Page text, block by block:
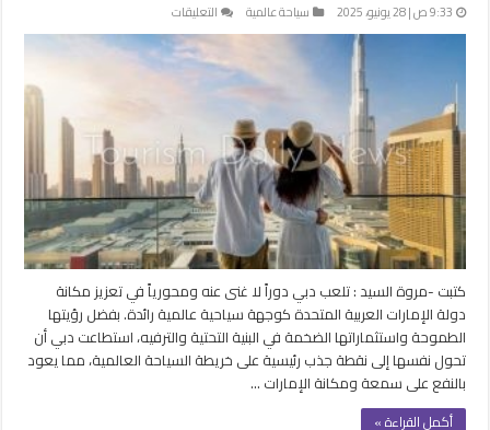
9:33 ص | 28 يونيو، 2025 سياحة عالمية التعليقات
دبي
تلعب
دوراً
مكانة
الإمارات
كوجهة
سياحية
عالمية
مغلقة
كتبت -مروة السيد : تلعب دبي دوراً لا غنى عنه ومحورياً في تعزيز مكانة
دولة الإمارات العربية المتحدة كوجهة سياحية عالمية رائدة. بفضل رؤيتها
الطموحة واستثماراتها الضخمة في البنية التحتية والترفيه، استطاعت دبي أن
تحول نفسها إلى نقطة جذب رئيسية على خريطة السياحة العالمية، مما يعود
بالنفع على سمعة ومكانة الإمارات …
أكمل القراءة »